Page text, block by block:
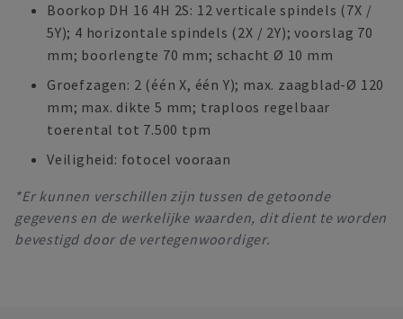
Boorkop DH 16 4H 2S: 12 verticale spindels (7X /
5Y); 4 horizontale spindels (2X / 2Y); voorslag 70
mm; boorlengte 70 mm; schacht Ø 10 mm
Groefzagen: 2 (één X, één Y); max. zaagblad-Ø 120
mm; max. dikte 5 mm; traploos regelbaar
toerental tot 7.500 tpm
Veiligheid: fotocel vooraan
*Er kunnen verschillen zijn tussen de getoonde
gegevens en de werkelijke waarden, dit dient te worden
bevestigd door de vertegenwoordiger.